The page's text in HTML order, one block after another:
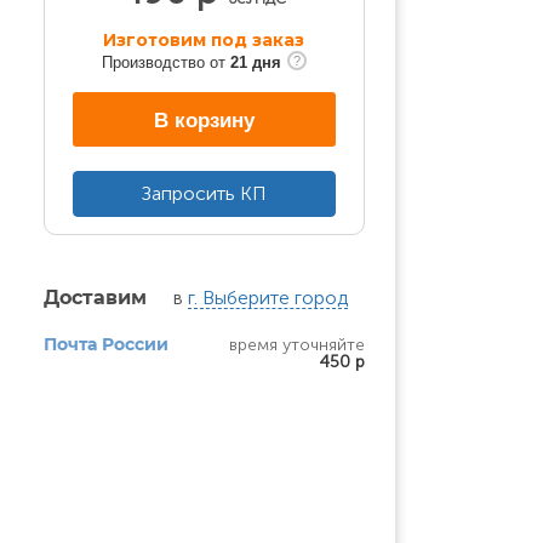
Изготовим под заказ
Производство от 21 дня
В корзину
Запросить КП
Доставим в г. Выберите город
Почта России
время уточняйте
450 р